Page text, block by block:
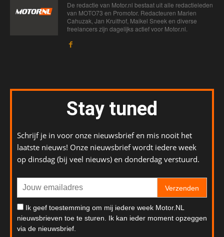
De redactie van Motor.nl bestaat uit alle redactieleden
van MOTO73 en Promotor. Redacteuren Marien
Cahuzak, Jan Kruithof, Maikel Sneek en diverse
freelancers zijn dagelijks actief voor Motor.nl.
Stay tuned
Schrijf je in voor onze nieuwsbrief en mis nooit het
laatste nieuws! Onze nieuwsbrief wordt iedere week
op dinsdag (bij veel nieuws) en donderdag verstuurd.
Verzenden
Ik geef toestemming om mij iedere week Motor.NL
nieuwsbrieven toe te sturen. Ik kan ieder moment opzeggen
via de nieuwsbrief.